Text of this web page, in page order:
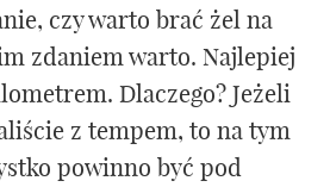
czy warto brać żel na
zdaniem warto. Najlepiej
Dlaczego? Jeżeli
z tempem, to na tym
powinno być pod